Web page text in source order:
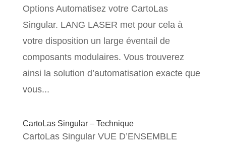
Options Automatisez votre CartoLas
Singular. LANG LASER met pour cela à
votre disposition un large éventail de
composants modulaires. Vous trouverez
ainsi la solution d’automatisation exacte que
vous...
CartoLas Singular – Technique
CartoLas Singular VUE D’ENSEMBLE